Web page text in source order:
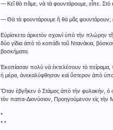
― Κεῖ θὰ πᾶμε, νὰ τὰ φουντάρουμε, εἶπε.
― Θὰ τὰ φουντάρουμε ἢ θὰ μᾶς φουντάρουν;
Εὑρίσκετο ἀρκετὸν σχοινὶ ὑπὸ τὴν πλώρην
δύο γίδια ἀπὸ τὸ κοπάδι τοῦ Ντανάκια,
βοσκήματα.
Ἐκοπίασαν πολὺ νὰ ἐκτελέσουν τὸ πείραμα,
ἡ μέρα, ἀνεκαλύφθησαν καὶ ὕστερον ἀπὸ
Ὅταν ἐβγῆκεν ὁ Στάμος ἀπὸ τὴν φυλακήν, ὁ
τὸν παπα-Διονύσιον, Προηγούμενον εἰς τὴν
*
* *